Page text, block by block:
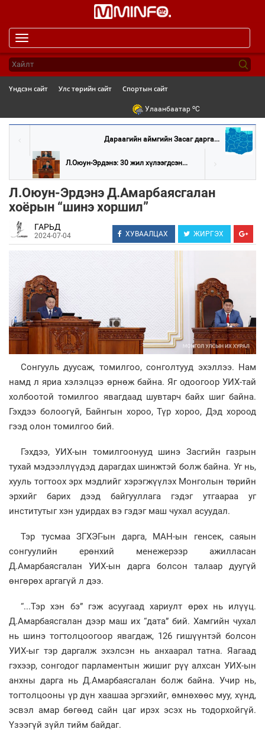
navigation
Үндсэн сайт Улс төрийн сайт Спортын сайт
Улаанбаатар oC
Дараагийн аймгийн Засаг дарга...
Л.Оюун-Эрдэнэ: 30 жил хүлээгдсэн...
Л.Оюун-Эрдэнэ Д.Амарбаясгалан
хоёрын “шинэ хоршил”
ГАРЬД
2024-07-04 ХУВААЛЦАХ ЖИРГЭХ
Сонгууль дуусаж, томилгоо, сонголтууд эхэллээ. Нам
намд л яриа хэлэлцээ өрнөж байна. Яг одоогоор УИХ-тай
холбоотой томилгоо явагдаад шувтарч байх шиг байна.
Гэхдээ болоогүй, Байнгын хороо, Түр хороо, Дэд хороод
гээд олон томилгоо бий.
Гэхдээ, УИХ-ын томилгоонууд шинэ Засгийн газрын
тухай мэдээллүүдэд дарагдах шинжтэй болж байна. Уг нь,
хууль тогтоох эрх мэдлийг хэрэгжүүлэх Монголын төрийн
эрхийг барих дээд байгууллага гэдэг утгаараа уг
институтыг хэн удирдах вэ гэдэг маш чухал асуудал.
Тэр тусмаа ЗГХЭГ-ын дарга, МАН-ын генсек, саяын
сонгуулийн ерөнхий менежерээр ажилласан
Д.Амарбаясгалан УИХ-ын дарга болсон талаар дуугүй
өнгөрөх аргагүй л дээ.
“...Тэр хэн бэ” гэж асуугаад хариулт өрөх нь илүүц.
Д.Амарбаясгалан дээр маш их “дата” бий. Хамгийн чухал
нь шинэ тогтолцоогоор явагдаж, 126 гишүүнтэй болсон
УИХ-ыг тэр даргалж эхэлсэн нь анхаарал татна. Яагаад
гэхээр, сонгодог парламентын жишиг рүү алхсан УИХ-ын
анхны дарга нь Д.Амарбаясгалан болж байна. Учир нь,
тогтолцооны үр дүн хаашаа эргэхийг, өмнөхөөс муу, хүнд,
эсвэл амар бөгөөд сайн цаг ирэх эсэх нь тодорхойгүй.
Үзээгүй зүйл тийм байдаг.